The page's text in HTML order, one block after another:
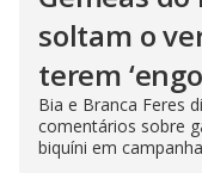
soltam o
terem
Bia e Branca Feres
comentários sobre
biquíni em